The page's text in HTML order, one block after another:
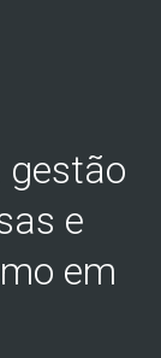
gestão
e
em